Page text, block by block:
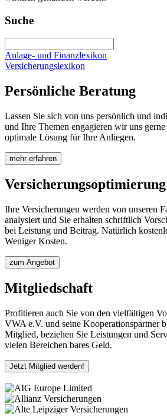
Suche
Anlage- und Finanzlexikon
Versicherungslexikon
Persönliche Beratung
Lassen Sie sich von uns persönlich und
und Ihre Themen engagieren wir uns
optimale Lösung für Ihre Anliegen.
mehr erfahren
Versicherungsoptimierung
Ihre Versicherungen werden von unseren
analysiert und Sie erhalten schriftlich
bei Leistung und Beitrag. Natürlich
Weniger Kosten.
zum Angebot
Mitgliedschaft
Profitieren auch Sie von den vielfältigen
VWA e.V. und seine Kooperationspartner
Mitglied, beziehen Sie Leistungen und
vielen Bereichen bares Geld.
Jetzt Mitglied werden!